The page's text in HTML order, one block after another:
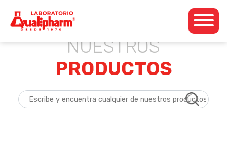
Qualipharm
productos
farmacéuticos propios
así como para otros
región
NUESTROS
PRODUCTOS